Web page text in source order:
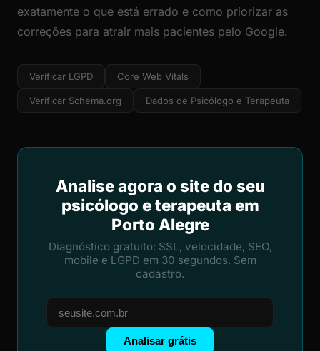
exatamente o que está errado e como priorizar as
correções para atrair mais pacientes pelo Google.
Verificar LGPD Core Web Vitals
Verificar Schema.org Dados de Psicólogo e Terapeuta
Analise agora o site do seu
psicólogo e terapeuta em
Porto Alegre
Diagnóstico gratuito: SSL, velocidade, SEO,
mobile e LGPD em 30 segundos. Sem
cadastro.
Analisar grátis